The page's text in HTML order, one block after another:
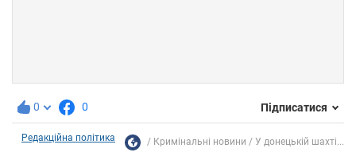
0 0 Підписатися
Редакційна політика Кримінальні новини У донецькій шахті...